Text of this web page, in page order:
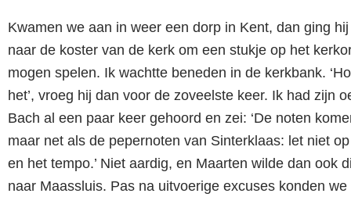
Kwamen we aan in weer een dorp in Kent, dan ging
naar de koster van de kerk om een stukje op het
mogen spelen. Ik wachtte beneden in de kerkbank.
het’, vroeg hij dan voor de zoveelste keer. Ik had zijn
Bach al een paar keer gehoord en zei: ‘De noten
maar net als de pepernoten van Sinterklaas: let niet
en het tempo.’ Niet aardig, en Maarten wilde dan ook
naar Maassluis. Pas na uitvoerige excuses konden we